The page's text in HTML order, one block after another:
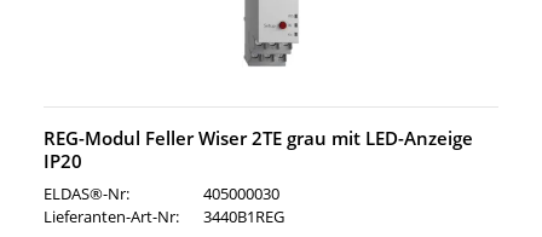
REG-Modul Feller Wiser 2TE grau mit LED-Anzeige
IP20
ELDAS®-Nr:
405000030
Lieferanten-Art-Nr:
3440B1REG